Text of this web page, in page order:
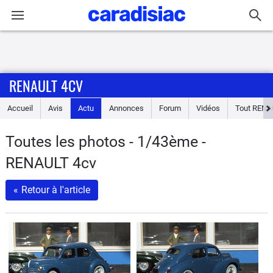
Accueil
Essais
Guide
d'achat
Electriques
Utilitaires
RENAULT 4CV
Accueil Avis Actu Annonces Forum Vidéos Tout
Toutes les photos - 1/43ème -
RENAULT 4cv
« Retour à l'article